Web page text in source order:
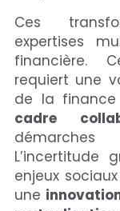
Ces
expertises
financière.
requiert une
cadre
L’incertitude
enjeux
une